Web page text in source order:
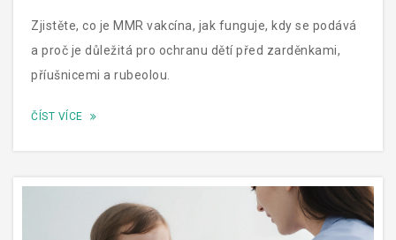
Zjistěte, co je MMR vakcína, jak funguje, kdy se podává
a proč je důležitá pro ochranu dětí před zarděnkami,
příušnicemi a rubeolou.
ČÍST VÍCE